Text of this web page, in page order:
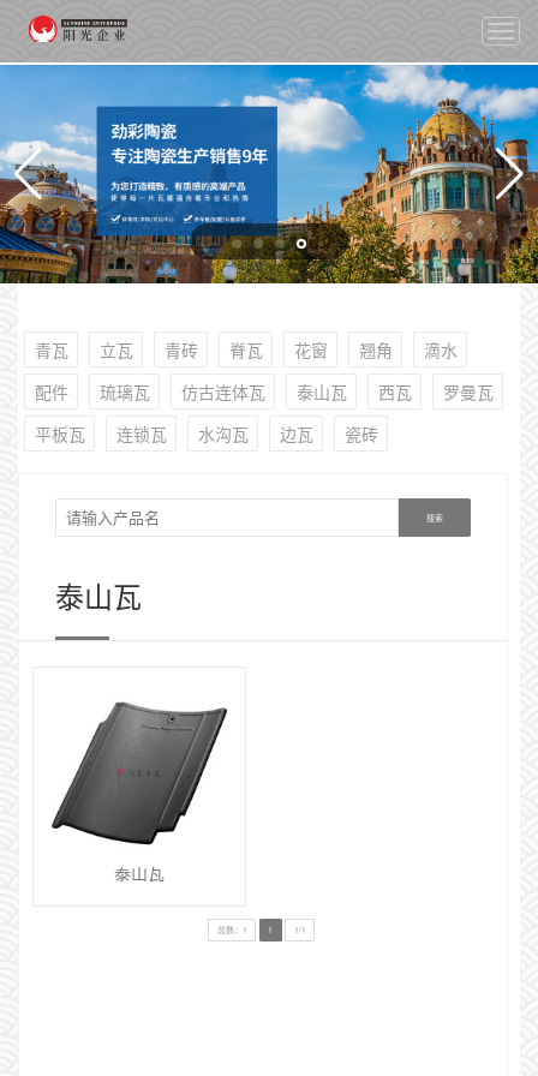
切
换
导
航
青瓦 立瓦 青砖 脊瓦 花窗 翘角
滴水
配件
琉璃瓦 仿古连体瓦 泰山瓦 西瓦
罗曼瓦
平板瓦
连锁瓦 水沟瓦 边瓦 瓷砖
搜索
泰山瓦
泰山瓦
总数：1 1 1/1